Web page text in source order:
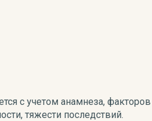
с учетом анамнеза, факторов
тяжести последствий.